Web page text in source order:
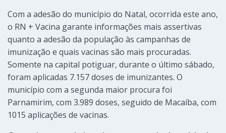
Com a adesão do município do Natal, ocorrida este ano,
o RN + Vacina garante informações mais assertivas
quanto a adesão da população às campanhas de
imunização e quais vacinas são mais procuradas.
Somente na capital potiguar, durante o último sábado,
foram aplicadas 7.157 doses de imunizantes. O
município com a segunda maior procura foi
Parnamirim, com 3.989 doses, seguido de Macaíba, com
1015 aplicações de vacinas.